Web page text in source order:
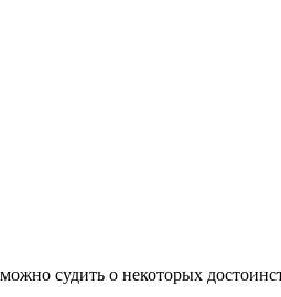
судить о некоторых